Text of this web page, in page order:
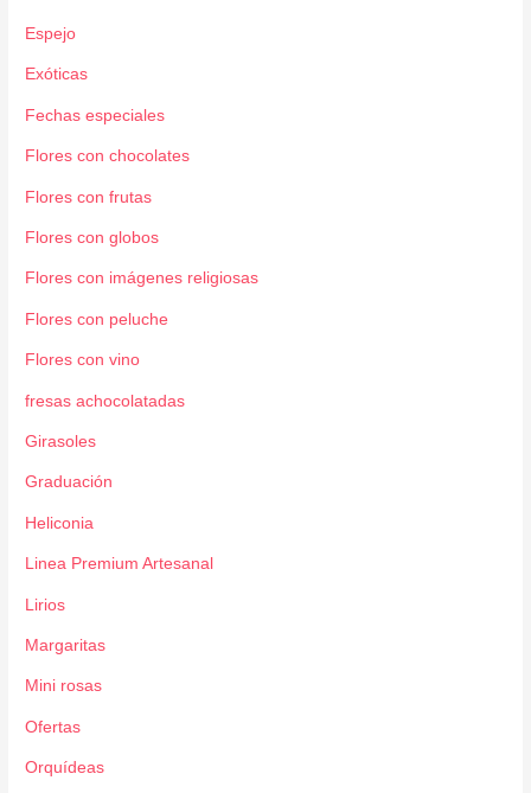
Espejo
Exóticas
Fechas especiales
Flores con chocolates
Flores con frutas
Flores con globos
Flores con imágenes religiosas
Flores con peluche
Flores con vino
fresas achocolatadas
Girasoles
Graduación
Heliconia
Linea Premium Artesanal
Lirios
Margaritas
Mini rosas
Ofertas
Orquídeas